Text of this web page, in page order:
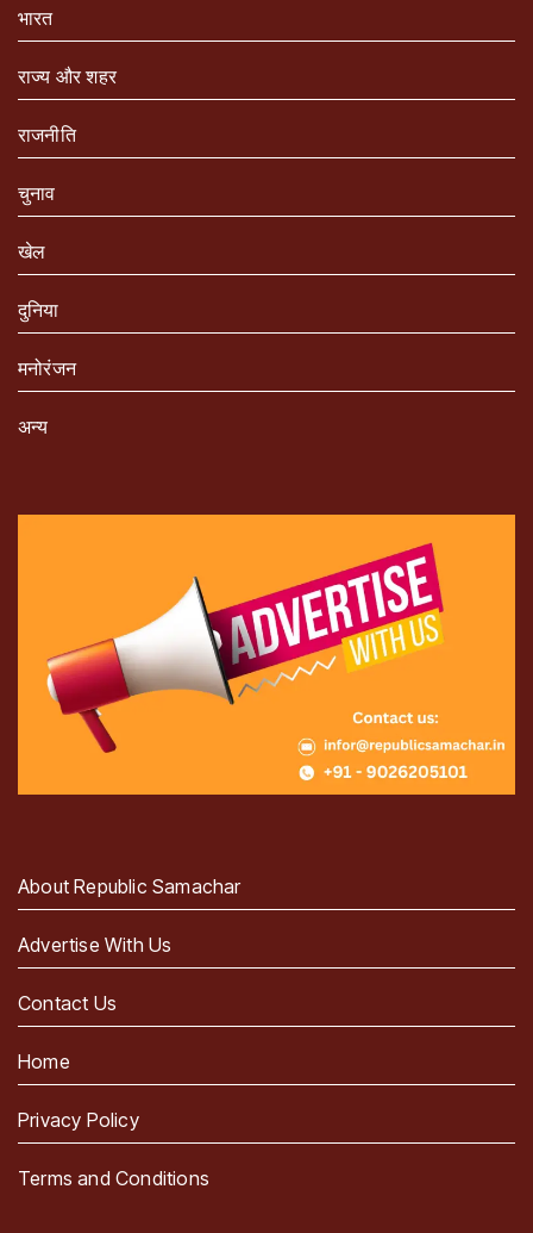
भारत
राज्य और शहर
राजनीति
चुनाव
खेल
दुनिया
मनोरंजन
अन्य
About Republic Samachar
Advertise With Us
Contact Us
Home
Privacy Policy
Terms and Conditions